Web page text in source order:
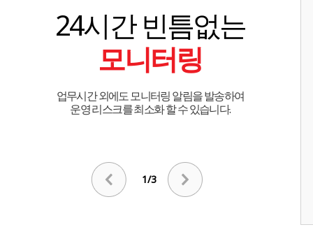
1/3
24시간 빈틈없는
모니터링
업무시간 외에도 모니터링 알림을 발송하여
운영 리스크를 최소화 할 수 있습니다.